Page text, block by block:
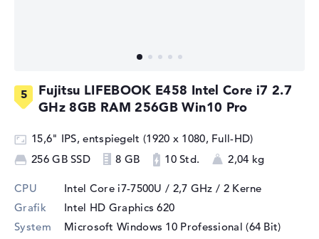
Fujitsu LIFEBOOK E458 Intel Core i7 2.7
GHz 8GB RAM 256GB Win10 Pro
15,6" IPS, entspiegelt (1920 x 1080, Full-HD)
256 GB SSD
8 GB 10 Std. 2,04 kg
CPU Intel Core i7-7500U / 2,7 GHz / 2 Kerne
Grafik
Intel HD Graphics 620
System
Microsoft Windows 10 Professional (64 Bit)